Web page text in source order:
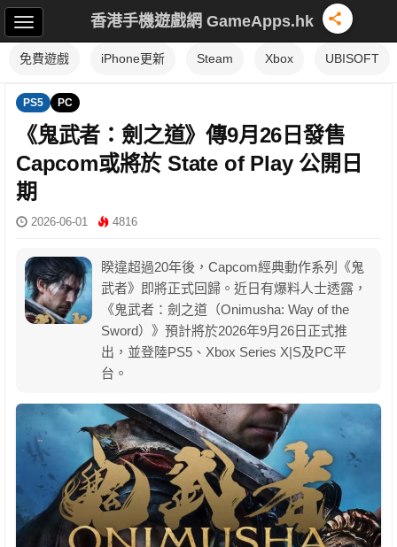
香港手機遊戲網 GameApps.hk
免費遊戲 iPhone更新 Steam Xbox UBISOFT
PS5 PC
《鬼武者：劍之道》傳9月26日發售
Capcom或將於 State of Play 公開日
期
2026-06-01 4816
睽違超過20年後，Capcom經典動作系列《鬼
武者》即將正式回歸。近日有爆料人士透露，
《鬼武者：劍之道（Onimusha: Way of the
Sword）》預計將於2026年9月26日正式推
出，並登陸PS5、Xbox Series X|S及PC平
台。